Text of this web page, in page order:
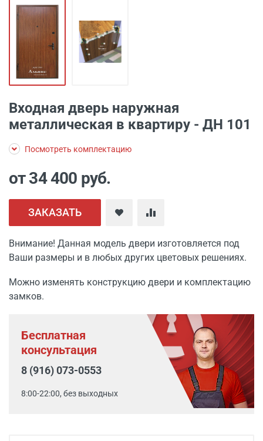
Входная дверь наружная
металлическая в квартиру - ДН 101
Посмотреть комплектацию
от 34 400 руб.
ЗАКАЗАТЬ
Внимание! Данная модель двери изготовляется под
Ваши размеры и в любых других цветовых решениях.
Можно изменять конструкцию двери и комплектацию
замков.
Бесплатная
консультация
8 (916) 073-0553
8:00-22:00, без выходных